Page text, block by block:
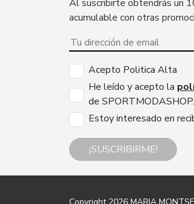
Al suscribirte obtendrás un
acumulable con otras
Acepto Politica Alta
He leído y acepto la
de SPORTMODASHOP.
Estoy interesado en
¡SUSCRIBIRME!